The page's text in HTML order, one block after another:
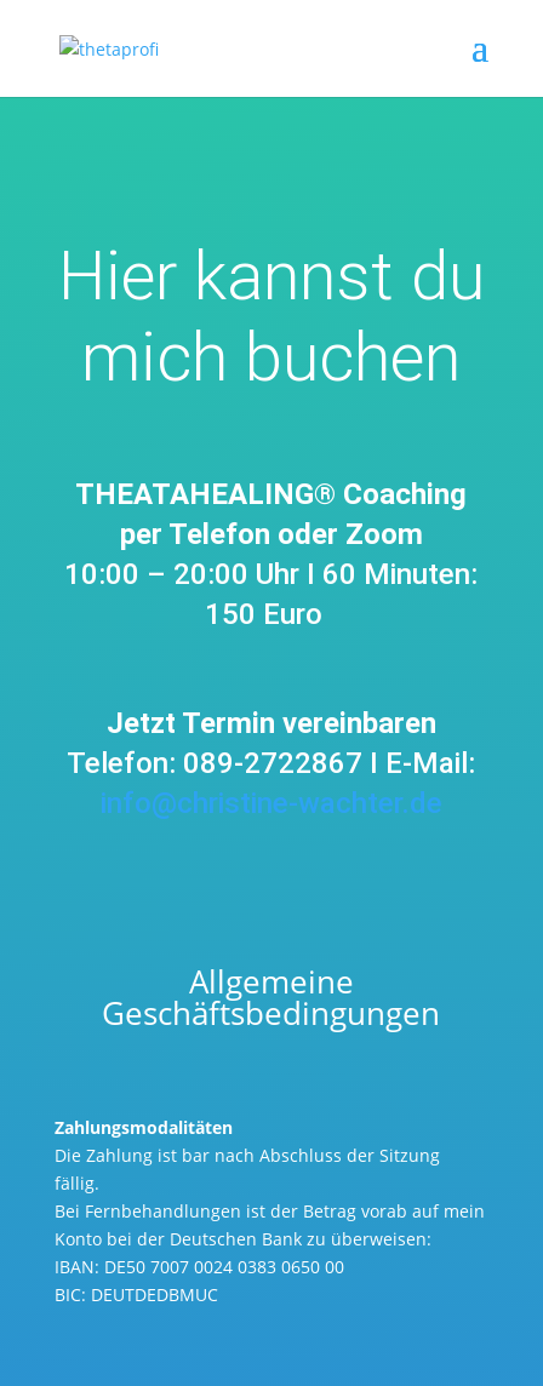
Hier kannst du
mich buchen
THEATAHEALING® Coaching
per Telefon oder Zoom
10:00 – 20:00 Uhr I 60 Minuten:
150 Euro
Jetzt Termin vereinbaren
Telefon: 089-2722867 I E-Mail:
info@christine-wachter.de
Allgemeine
Geschäftsbedingungen
Zahlungsmodalitäten
Die Zahlung ist bar nach Abschluss der Sitzung
fällig.
Bei Fernbehandlungen ist der Betrag vorab auf mein
Konto bei der Deutschen Bank zu überweisen:
IBAN: DE50 7007 0024 0383 0650 00
BIC: DEUTDEDBMUC